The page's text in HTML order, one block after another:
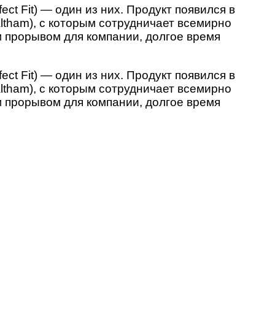
Fit) — один из них. Продукт появился в
с которым сотрудничает всемирно
прорывом для компании, долгое время
Fit) — один из них. Продукт появился в
с которым сотрудничает всемирно
прорывом для компании, долгое время